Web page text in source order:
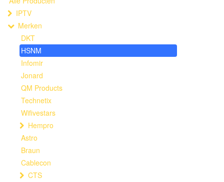
IPTV
Merken
DKT
HSNM
Infomir
Jonard
QM Products
Technetix
Wifivestars
Hempro
Astro
Braun
Cablecon
CTS